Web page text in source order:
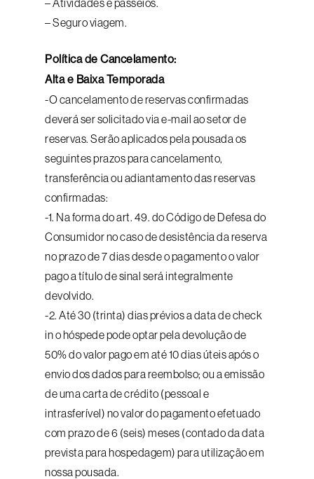
– Atividades e passeios.
– Seguro viagem.
Política de Cancelamento:
Alta e Baixa Temporada
-O cancelamento de reservas confirmadas
deverá ser solicitado via e-mail ao setor de
reservas. Serão aplicados pela pousada os
seguintes prazos para cancelamento,
transferência ou adiantamento das reservas
confirmadas:
-1. Na forma do art. 49. do Código de Defesa do
Consumidor no caso de desistência da reserva
no prazo de 7 dias desde o pagamento o valor
pago a título de sinal será integralmente
devolvido.
-2. Até 30 (trinta) dias prévios a data de check
in o hóspede pode optar pela devolução de
50% do valor pago em até 10 dias úteis após o
envio dos dados para reembolso; ou a emissão
de uma carta de crédito (pessoal e
intrasferível) no valor do pagamento efetuado
com prazo de 6 (seis) meses (contado da data
prevista para hospedagem) para utilização em
nossa pousada.